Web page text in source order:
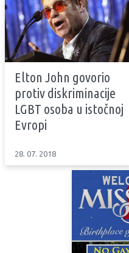
Elton John govorio
protiv diskriminacije
LGBT osoba u istočnoj
Evropi
28. 07. 2018